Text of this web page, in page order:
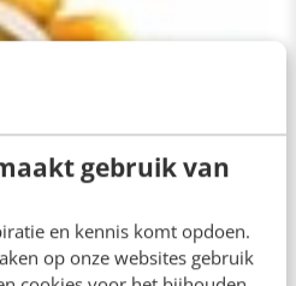
gebruik van
en kennis komt opdoen.
op onze websites gebruik
Cases Toyota &
voor het derde
Webanalytics Congres
in Hotel Okura,